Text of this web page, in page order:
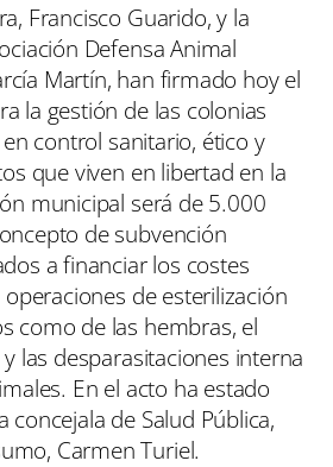
Francisco Guarido, y la
Defensa Animal
Martín, han firmado hoy el
la gestión de las colonias
control sanitario, ético y
que viven en libertad en la
municipal será de 5.000
de subvención
a financiar los costes
de esterilización
como de las hembras, el
las desparasitaciones interna
En el acto ha estado
de Salud Pública,
Carmen Turiel.